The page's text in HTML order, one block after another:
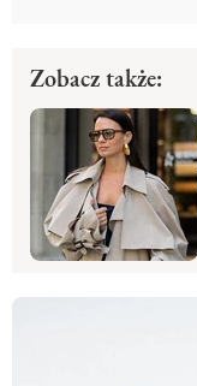
Zobacz także: